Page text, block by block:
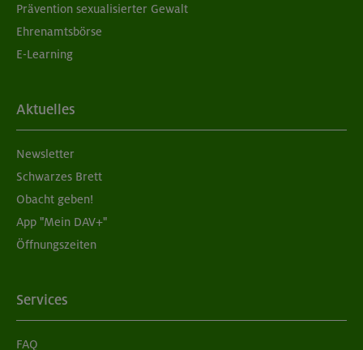
Prävention sexualisierter Gewalt
Ehrenamtsbörse
E-Learning
Aktuelles
Newsletter
Schwarzes Brett
Obacht geben!
App "Mein DAV+"
Öffnungszeiten
Services
FAQ